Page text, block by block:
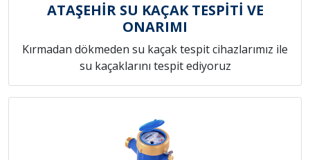
ATAŞEHİR SU KAÇAK TESPİTİ VE
ONARIMI
Kırmadan dökmeden su kaçak tespit cihazlarımız ile
su kaçaklarını tespit ediyoruz